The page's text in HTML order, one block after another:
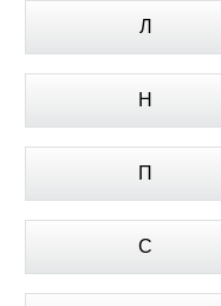
Л
Н
П
С